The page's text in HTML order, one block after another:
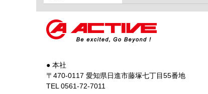
● 本社
〒470-0117 愛知県日進市藤塚七丁目55番地
TEL 0561-72-7011